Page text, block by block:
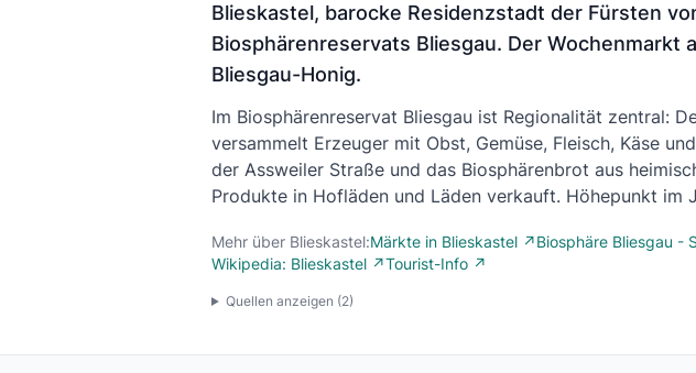
Blieskastel, barocke Residenzstadt der Fürsten
Biosphärenreservats Bliesgau. Der
Bliesgau-Honig.
Im Biosphärenreservat Bliesgau ist Regionalität zentral:
versammelt Erzeuger mit Obst, Gemüse, Fleisch, Käse
der Assweiler Straße und das Biosphärenbrot aus
Produkte in Hofläden und Läden verkauft. Höhepunkt im
Mehr über Blieskastel:Märkte in Blieskastel ↗Biosphäre Bliesgau -
Wikipedia: Blieskastel ↗Tourist-Info ↗
Quellen anzeigen (2)